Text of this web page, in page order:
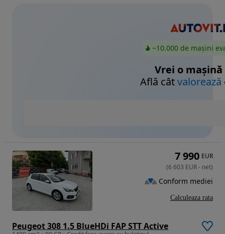
~10.000 de mașini
Vrei o mașină
Află câtvalorează
Peugeot 308 1.5 BlueHDi FAP STT Active
7 990 EUR
(6 603 EUR- net)
Conform mediei
Calculeaza rata